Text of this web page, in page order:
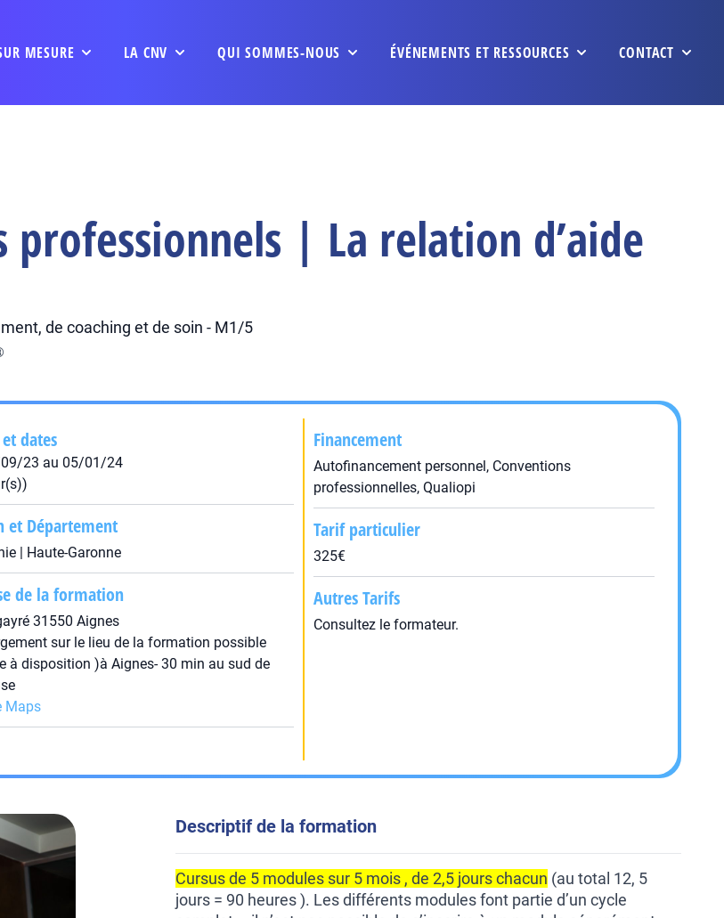
MESURE LA CNV QUI SOMMES-NOUS ÉVÉNEMENTS ET RESSOURCES CONTACT
professionnels | La relation d’aide
de coaching et de soin - M1/5
dates
23 au 05/01/24
et Département
| Haute-Garonne
de la formation
31550 Aignes
sur le lieu de la formation possible
à disposition )à Aignes- 30 min au sud de
Maps
Financement
Autofinancement personnel, Conventions
professionnelles, Qualiopi
Tarif particulier
325€
Autres Tarifs
Consultez le formateur.
Descriptif de la formation
Cursus de 5 modules sur 5 mois , de 2,5 jours chacun (au total 12, 5
jours = 90 heures ). Les différents modules font partie d’un cycle